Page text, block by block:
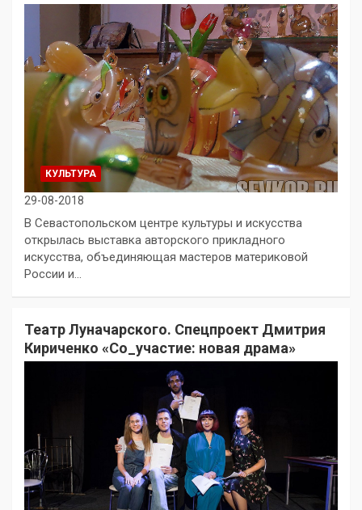
КУЛЬТУРА
29-08-2018
В Севастопольском центре культуры и искусства
открылась выставка авторского прикладного
искусства, объединяющая мастеров материковой
России и…
Театр Луначарского. Спецпроект Дмитрия
Кириченко «Со_участие: новая драма»